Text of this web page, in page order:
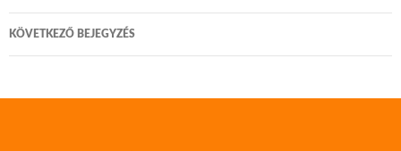
KÖVETKEZŐ BEJEGYZÉS